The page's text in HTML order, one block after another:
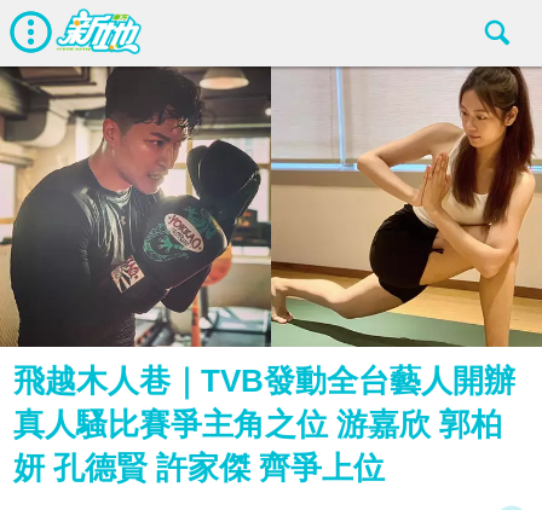
飛越木人巷｜TVB發動全台藝人開辦
真人騷比賽爭主角之位 游嘉欣 郭柏
妍 孔德賢 許家傑 齊爭上位